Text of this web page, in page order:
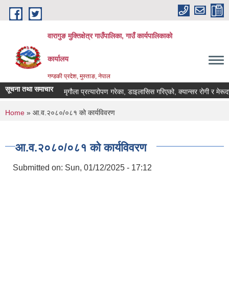
Skip to main content
वारागुङ मुक्तिक्षेत्र गाउँपालिका, गाउँ कार्यपालिकाको
कार्यालय
गण्डकी प्रदेश, मुस्ताङ, नेपाल
सूचना तथा समाचारमृगौला प्रत्यारोपण गरेका, डाइलासिस गरिएको, क्यान्सर रोगी र मेरूदण्ड
You are here
Home » आ.व.२०८०/०८१ को कार्यविवरण
आ.व.२०८०/०८१ को कार्यविवरण
Submitted on: Sun, 01/12/2025 - 17:12